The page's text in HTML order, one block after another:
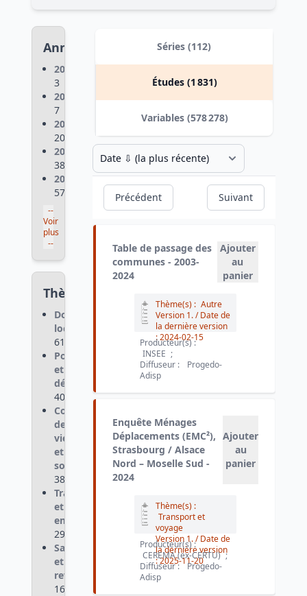
Années
2026
3
2025
7
2024
20
2023
38
2022
57
--
Voir
plus
--
Thèmes
Données
localisées
615
Population
et
démographie
407
Conditions
de
vie
et
société
380
Travail
et
emploi
293
Salaire
et
revenus
162
Séries (112)
Études (1 831)
Variables (578 278)
Précédent Suivant
Table de passage des
communes - 2003-
2024
Ajouter
au
panier
Thème(s) : Autre
Version 1./ Date de
la dernière version
:2024-02-15
Producteur(s) :
INSEE ;
Diffuseur :
Progedo-
Adisp
Enquête Ménages
Déplacements (EMC²),
Strasbourg / Alsace
Nord – Moselle Sud -
2024
Ajouter
au
panier
Thème(s) :
Transport et
voyage
Version 1./ Date de
la dernière version
:2025-11-20
Producteur(s) :
CEREMA (ex-CERTU) ;
Diffuseur :
Progedo-
Adisp